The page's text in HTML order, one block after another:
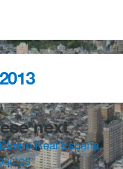
next
Real España